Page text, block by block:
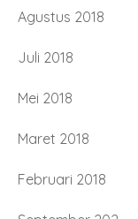
Agustus 2018
Juli 2018
Mei 2018
Maret 2018
Februari 2018